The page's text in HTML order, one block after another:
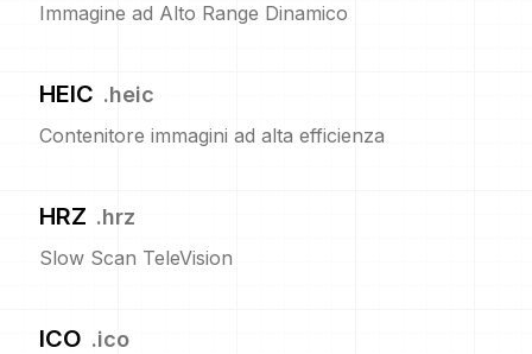
Immagine ad Alto Range Dinamico
HEIC .heic
Contenitore immagini ad alta efficienza
HRZ .hrz
Slow Scan TeleVision
ICO .ico